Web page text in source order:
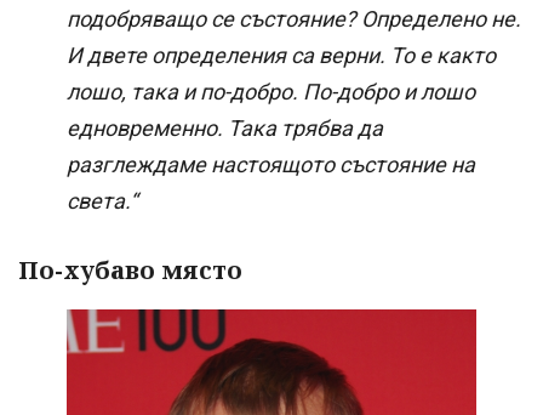
подобряващо се състояние? Определено не.
И двете определения са верни. То е както
лошо, така и по-добро. По-добро и лошо
едновременно. Така трябва да
разглеждаме настоящото състояние на
света.“
По-хубаво място